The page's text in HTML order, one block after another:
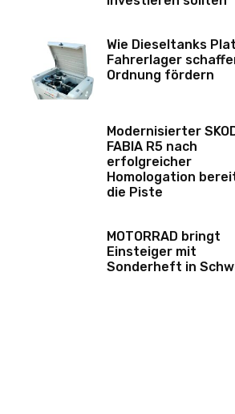
Wie Dieseltanks
Fahrerlager
Ordnung fördern
Modernisierter
FABIA R5 nach
erfolgreicher
Homologation
die Piste
MOTORRAD bringt
Einsteiger mit
Sonderheft in